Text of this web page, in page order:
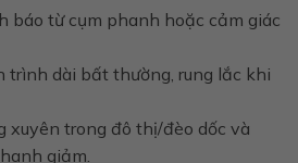
báo từ cụm phanh hoặc cảm giác
trình dài bất thường, rung lắc khi
xuyên trong đô thị/đèo dốc và
giảm.